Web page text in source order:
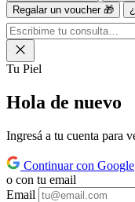
Regalar un voucher 🎁
Tu Piel
Hola de nuevo
Ingresá a tu cuenta para
Continuar con Google
o con tu email
Email